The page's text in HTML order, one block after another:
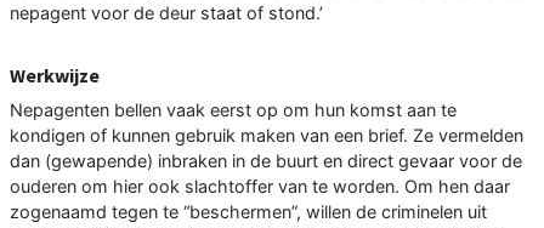
nepagent voor de deur staat of stond.’
Werkwijze
Nepagenten bellen vaak eerst op om hun komst aan te
kondigen of kunnen gebruik maken van een brief. Ze vermelden
dan (gewapende) inbraken in de buurt en direct gevaar voor de
ouderen om hier ook slachtoffer van te worden. Om hen daar
zogenaamd tegen te “beschermen”, willen de criminelen uit